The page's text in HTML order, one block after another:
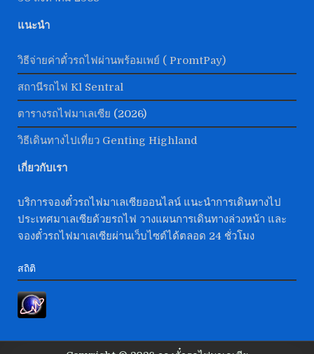
แนะนำ
วิธีจ่ายค่าตั๋วรถไฟผ่านพร้อมเพย์ ( PromtPay)
สถานีรถไฟ Kl Sentral
ตารางรถไฟมาเลเซีย (2026)
วิธีเดินทางไปเที่ยว Genting Highland
เกี่ยวกับเรา
บริการจองตั๋วรถไฟมาเลเซียออนไลน์ แนะนำการเดินทางไป
ประเทศมาเลเซียด้วยรถไฟ วางแผนการเดินทางล่วงหน้า และ
จองตั๋วรถไฟมาเลเซียผ่านเว็บไซต์ได้ตลอด 24 ชั่วโมง
สถิติ